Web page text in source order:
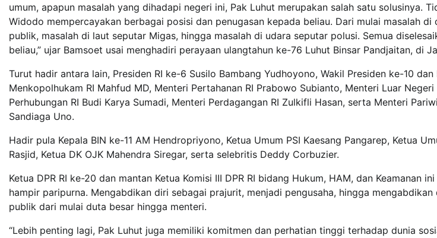
umum, apapun masalah yang dihadapi negeri ini, Pak Luhut merupakan salah satu solusinya.
Widodo mempercayakan berbagai posisi dan penugasan kepada beliau. Dari mulai masalah
publik, masalah di laut seputar Migas, hingga masalah di udara seputar polusi. Semua
beliau,” ujar Bamsoet usai menghadiri perayaan ulangtahun ke-76 Luhut Binsar Pandjaitan, di
Turut hadir antara lain, Presiden RI ke-6 Susilo Bambang Yudhoyono, Wakil Presiden ke-10 dan
Menkopolhukam RI Mahfud MD, Menteri Pertahanan RI Prabowo Subianto, Menteri Luar
Perhubungan RI Budi Karya Sumadi, Menteri Perdagangan RI Zulkifli Hasan, serta Menteri
Sandiaga Uno.
Hadir pula Kepala BIN ke-11 AM Hendropriyono, Ketua Umum PSI Kaesang Pangarep, Ketua
Rasjid, Ketua DK OJK Mahendra Siregar, serta selebritis Deddy Corbuzier.
Ketua DPR RI ke-20 dan mantan Ketua Komisi III DPR RI bidang Hukum, HAM, dan Keamanan
hampir paripurna. Mengabdikan diri sebagai prajurit, menjadi pengusaha, hingga
publik dari mulai duta besar hingga menteri.
“Lebih penting lagi, Pak Luhut juga memiliki komitmen dan perhatian tinggi terhadap dunia